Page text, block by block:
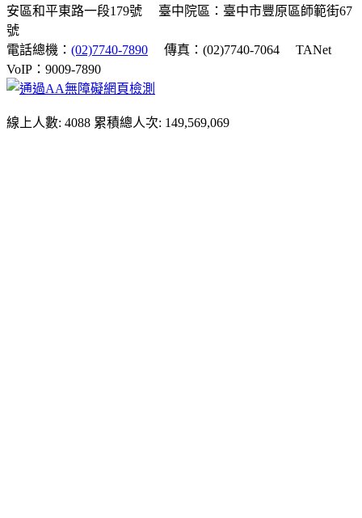
安區和平東路一段179號
臺中院區：臺中市豐原區師範街67
號
電話總機： (02)7740-7890 傳真：(02)7740-7064
TANet
VoIP：9009-7890
線上人數: 4088 累積總人次: 149,569,069